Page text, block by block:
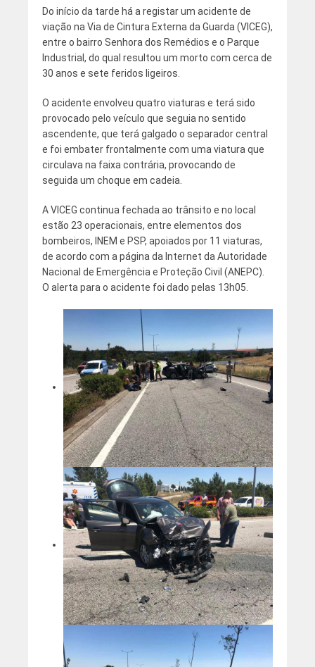
Do início da tarde há a registar um acidente de
viação na Via de Cintura Externa da Guarda (VICEG),
entre o bairro Senhora dos Remédios e o Parque
Industrial, do qual resultou um morto com cerca de
30 anos e sete feridos ligeiros.
O acidente envolveu quatro viaturas e terá sido
provocado pelo veículo que seguia no sentido
ascendente, que terá galgado o separador central
e foi embater frontalmente com uma viatura que
circulava na faixa contrária, provocando de
seguida um choque em cadeia.
A VICEG continua fechada ao trânsito e no local
estão 23 operacionais, entre elementos dos
bombeiros, INEM e PSP, apoiados por 11 viaturas,
de acordo com a página da Internet da Autoridade
Nacional de Emergência e Proteção Civil (ANEPC).
O alerta para o acidente foi dado pelas 13h05.